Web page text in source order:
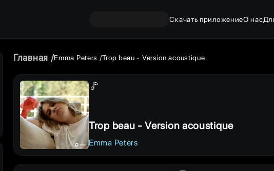
Скачать приложениеО нас
Главная Emma Peters Trop beau - Version acoustique
Trop beau - Version acoustique
Emma Peters